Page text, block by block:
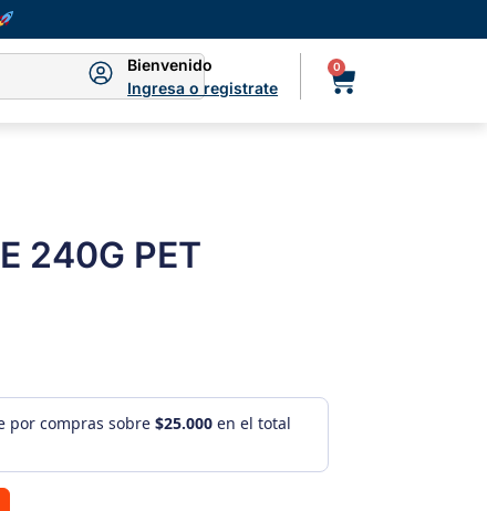
Bienvenido
Ingresa o registrate
0
240G PET
por compras sobre $25.000en el total